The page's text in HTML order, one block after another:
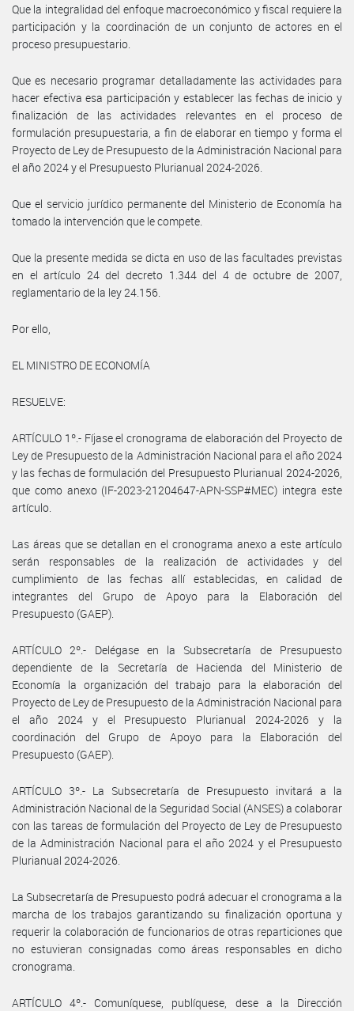
Que la integralidad del enfoque macroeconómico y fiscal requiere la
participación y la coordinación de un conjunto de actores en el
proceso presupuestario.
Que es necesario programar detalladamente las actividades para
hacer efectiva esa participación y establecer las fechas de inicio y
finalización de las actividades relevantes en el proceso de
formulación presupuestaria, a fin de elaborar en tiempo y forma el
Proyecto de Ley de Presupuesto de la Administración Nacional para
el año 2024 y el Presupuesto Plurianual 2024-2026.
Que el servicio jurídico permanente del Ministerio de Economía ha
tomado la intervención que le compete.
Que la presente medida se dicta en uso de las facultades previstas
en el artículo 24 del decreto 1.344 del 4 de octubre de 2007,
reglamentario de la ley 24.156.
Por ello,
EL MINISTRO DE ECONOMÍA
RESUELVE:
ARTÍCULO 1º.- Fíjase el cronograma de elaboración del Proyecto de
Ley de Presupuesto de la Administración Nacional para el año 2024
y las fechas de formulación del Presupuesto Plurianual 2024-2026,
que como anexo (IF-2023-21204647-APN-SSP#MEC) integra este
artículo.
Las áreas que se detallan en el cronograma anexo a este artículo
serán responsables de la realización de actividades y del
cumplimiento de las fechas allí establecidas, en calidad de
integrantes del Grupo de Apoyo para la Elaboración del
Presupuesto (GAEP).
ARTÍCULO 2º.- Delégase en la Subsecretaría de Presupuesto
dependiente de la Secretaría de Hacienda del Ministerio de
Economía la organización del trabajo para la elaboración del
Proyecto de Ley de Presupuesto de la Administración Nacional para
el año 2024 y el Presupuesto Plurianual 2024-2026 y la
coordinación del Grupo de Apoyo para la Elaboración del
Presupuesto (GAEP).
ARTÍCULO 3º.- La Subsecretaría de Presupuesto invitará a la
Administración Nacional de la Seguridad Social (ANSES) a colaborar
con las tareas de formulación del Proyecto de Ley de Presupuesto
de la Administración Nacional para el año 2024 y el Presupuesto
Plurianual 2024-2026.
La Subsecretaría de Presupuesto podrá adecuar el cronograma a la
marcha de los trabajos garantizando su finalización oportuna y
requerir la colaboración de funcionarios de otras reparticiones que
no estuvieran consignadas como áreas responsables en dicho
cronograma.
ARTÍCULO 4º.- Comuníquese, publíquese, dese a la Dirección